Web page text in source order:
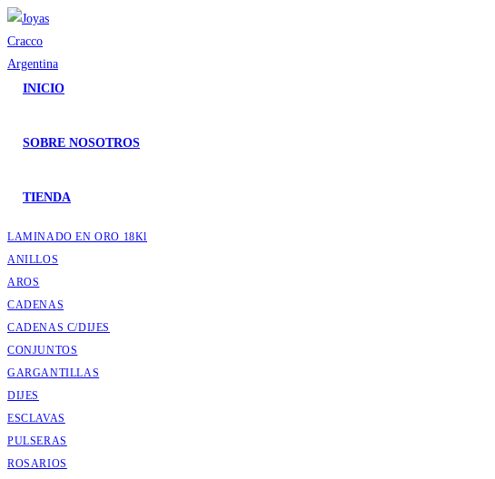
INICIO
SOBRE NOSOTROS
TIENDA
LAMINADO EN ORO 18Kl
ANILLOS
AROS
CADENAS
CADENAS C/DIJES
CONJUNTOS
GARGANTILLAS
DIJES
ESCLAVAS
PULSERAS
ROSARIOS